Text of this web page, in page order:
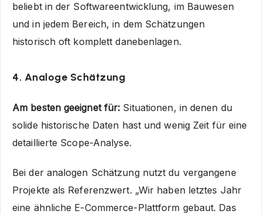
beliebt in der Softwareentwicklung, im Bauwesen
und in jedem Bereich, in dem Schätzungen
historisch oft komplett danebenlagen.
4. Analoge Schätzung
Am besten geeignet für: Situationen, in denen du
solide historische Daten hast und wenig Zeit für eine
detaillierte Scope-Analyse.
Bei der analogen Schätzung nutzt du vergangene
Projekte als Referenzwert. „Wir haben letztes Jahr
eine ähnliche E-Commerce-Plattform gebaut. Das